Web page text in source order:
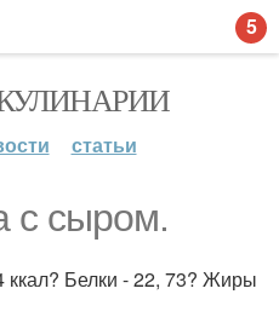
статьи
с сыром.
ккал? Белки - 22, 73? Жиры
5